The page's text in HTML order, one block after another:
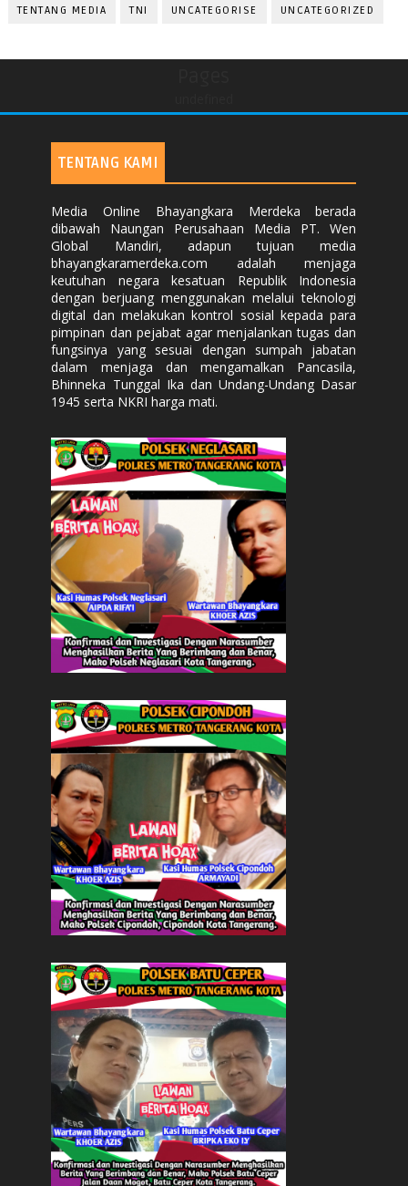
TENTANG MEDIA TNI UNCATEGORISE UNCATEGORIZED
TENTANG KAMI
Media Online Bhayangkara Merdeka berada
dibawah Naungan Perusahaan Media PT. Wen
Global Mandiri, adapun tujuan media
bhayangkaramerdeka.com adalah menjaga
keutuhan negara kesatuan Republik Indonesia
dengan berjuang menggunakan melalui teknologi
digital dan melakukan kontrol sosial kepada para
pimpinan dan pejabat agar menjalankan tugas dan
fungsinya yang sesuai dengan sumpah jabatan
dalam menjaga dan mengamalkan Pancasila,
Bhinneka Tunggal Ika dan Undang-Undang Dasar
1945 serta NKRI harga mati.